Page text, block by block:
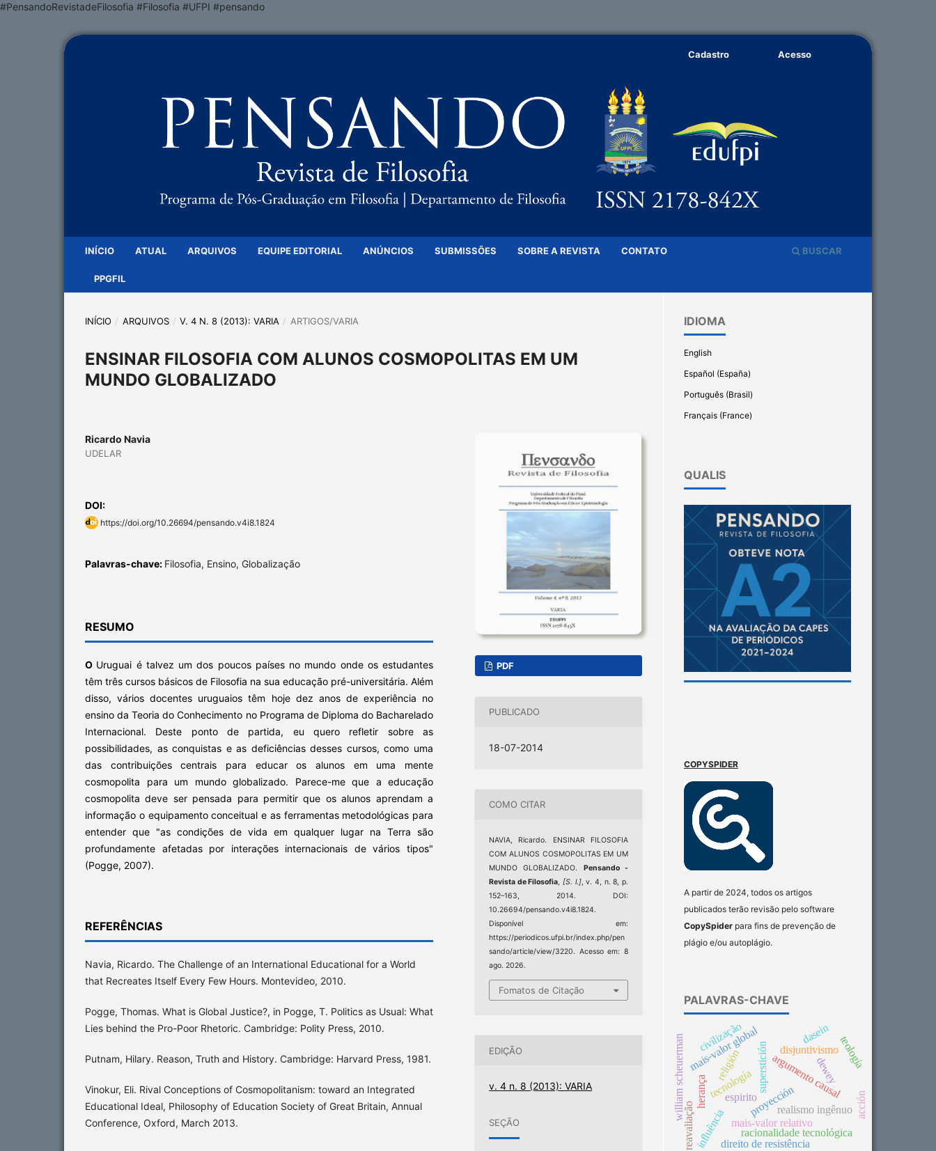
#PensandoRevistadeFilosofia #Filosofia #UFPI #pensando
INÍCIO ATUAL ARQUIVOS EQUIPE EDITORIAL ANÚNCIOS SUBMISSÕES SOBRE A REVISTA CONTATO
PPGFIL
BUSCAR
Cadastro Acesso
INÍCIO / ARQUIVOS / V. 4 N. 8 (2013): VARIA / ARTIGOS/VARIA
ENSINAR FILOSOFIA COM ALUNOS COSMOPOLITAS EM UM
MUNDO GLOBALIZADO
Ricardo Navia
UDELAR
DOI:
https://doi.org/10.26694/pensando.v4i8.1824
Palavras-chave: Filosofia, Ensino, Globalização
RESUMO
O Uruguai é talvez um dos poucos países no mundo onde os estudantes
têm três cursos básicos de Filosofia na sua educação pré-universitária. Além
disso, vários docentes uruguaios têm hoje dez anos de experiência no
ensino da Teoria do Conhecimento no Programa de Diploma do Bacharelado
Internacional. Deste ponto de partida, eu quero refletir sobre as
possibilidades, as conquistas e as deficiências desses cursos, como uma
das contribuições centrais para educar os alunos em uma mente
cosmopolita para um mundo globalizado. Parece-me que a educação
cosmopolita deve ser pensada para permitir que os alunos aprendam a
informação o equipamento conceitual e as ferramentas metodológicas para
entender que "as condições de vida em qualquer lugar na Terra são
profundamente afetadas por interações internacionais de vários tipos"
(Pogge, 2007).
REFERÊNCIAS
Navia, Ricardo. The Challenge of an International Educational for a World
that Recreates Itself Every Few Hours. Montevideo, 2010.
Pogge, Thomas. What is Global Justice?, in Pogge, T. Politics as Usual: What
Lies behind the Pro-Poor Rhetoric. Cambridge: Polity Press, 2010.
Putnam, Hilary. Reason, Truth and History. Cambridge: Harvard Press, 1981.
Vinokur, Eli. Rival Conceptions of Cosmopolitanism: toward an Integrated
Educational Ideal, Philosophy of Education Society of Great Britain, Annual
Conference, Oxford, March 2013.
PDF
PUBLICADO
18-07-2014
COMO CITAR
NAVIA, Ricardo. ENSINAR FILOSOFIA
COM ALUNOS COSMOPOLITAS EM UM
MUNDO GLOBALIZADO. Pensando -
Revista de Filosofia
[S. l.], v. 4, n. 8, p.
152–163, 2014. DOI:
10.26694/pensando.v4i8.1824.
Disponível em:
https://periodicos.ufpi.br/index.php/pen
sando/article/view/3220. Acesso em: 8
ago. 2026.
Fomatos de Citação
EDIÇÃO
v. 4 n. 8 (2013): VARIA
SEÇÃO
IDIOMA
English
Español (España)
Português (Brasil)
Français (France)
QUALIS
COPYSPIDER
A partir de 2024, todos os artigos
publicados terão revisão pelo software
CopySpider para fins de prevenção de
plágio e/ou autoplágio.
PALAVRAS-CHAVE
argumento causal
superstición
proyección
mais-valor global
mais-valor relativo
disjuntivismo
religión
realismo ingênuo
racionalidade tecnológica
tecnología dewey
teología
espirito
influência
william scheuerman dasein
herança
reavaliação direito de resistência
acción
civilização